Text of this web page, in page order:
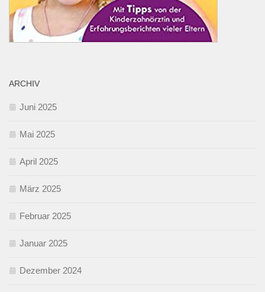
ARCHIV
Juni 2025
Mai 2025
April 2025
März 2025
Februar 2025
Januar 2025
Dezember 2024